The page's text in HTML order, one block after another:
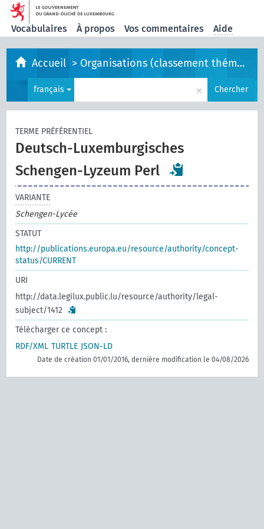
Vocabulaires À propos Vos commentaires Aide
Accueil > Organisations (classement thématique)
français × Chercher
TERME PRÉFÉRENTIEL
Deutsch-Luxemburgisches
Schengen-Lyzeum Perl
VARIANTE
Schengen-Lycée
STATUT
http://publications.europa.eu/resource/authority/concept-
status/CURRENT
URI
http://data.legilux.public.lu/resource/authority/legal-
subject/1412
Télécharger ce concept :
RDF/XML TURTLE JSON-LD
Date de création 01/01/2016, dernière modification le 04/08/2026